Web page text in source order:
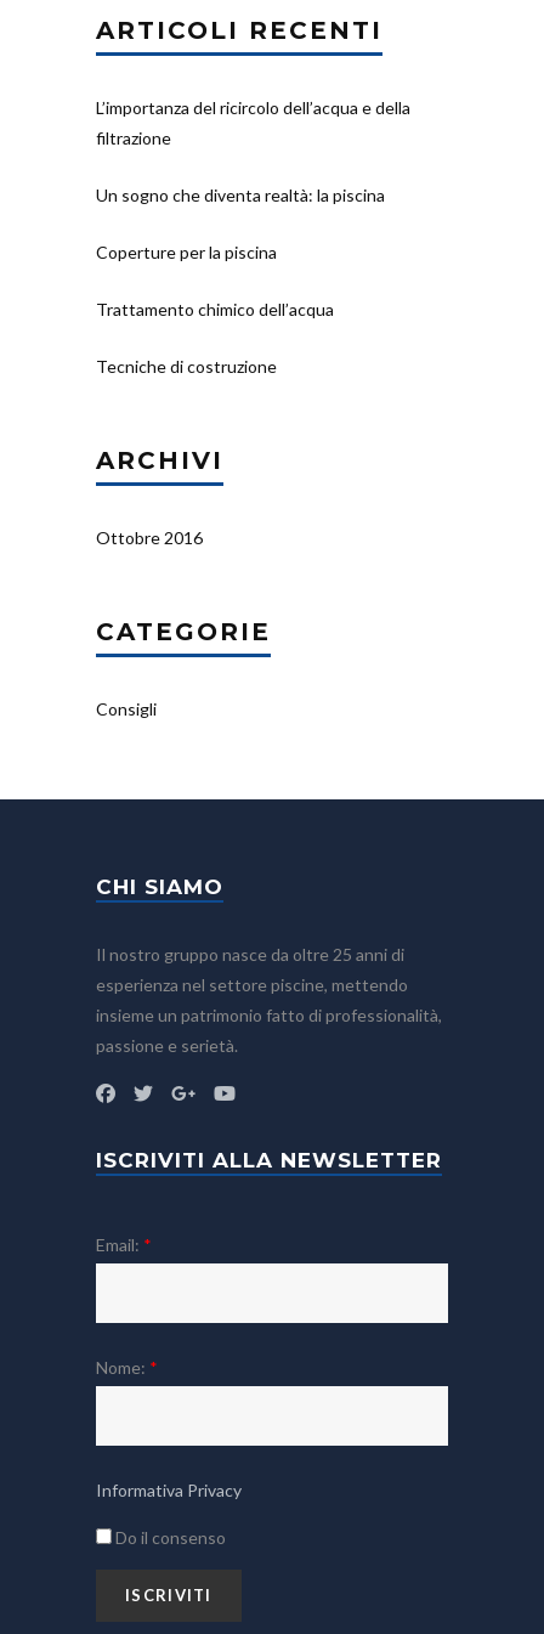
ARTICOLI RECENTI
L’importanza del ricircolo dell’acqua e della
filtrazione
Un sogno che diventa realtà: la piscina
Coperture per la piscina
Trattamento chimico dell’acqua
Tecniche di costruzione
ARCHIVI
Ottobre 2016
CATEGORIE
Consigli
CHI SIAMO
Il nostro gruppo nasce da oltre 25 anni di
esperienza nel settore piscine, mettendo
insieme un patrimonio fatto di professionalità,
passione e serietà.
ISCRIVITI ALLA NEWSLETTER
Email: *
Nome: *
Informativa Privacy
Do il consenso